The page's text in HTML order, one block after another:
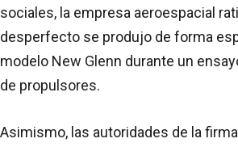
sociales, la empresa aeroespacial
desperfecto se produjo de forma
modelo New Glenn durante un
de propulsores.
Asimismo, las autoridades de la